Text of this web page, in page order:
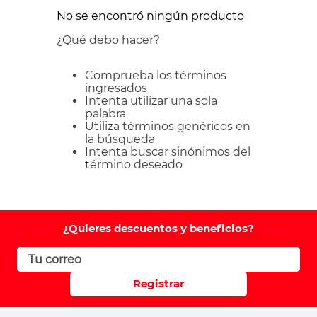
No se encontró ningún producto
¿Qué debo hacer?
Comprueba los términos
ingresados
Intenta utilizar una sola
palabra
Utiliza términos genéricos en
la búsqueda
Intenta buscar sinónimos del
término deseado
¿Quieres descuentos y beneficios?
Registrar